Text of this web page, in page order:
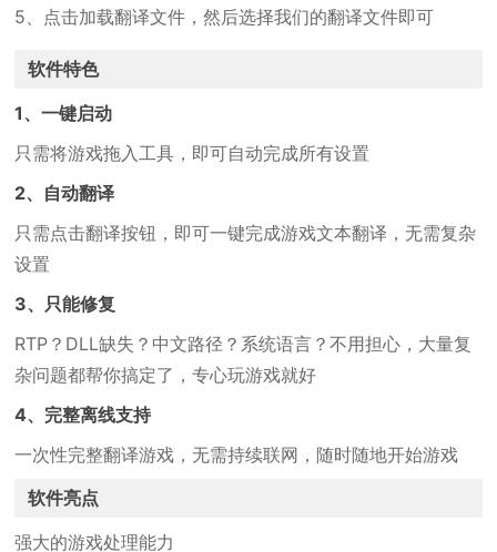
5、点击加载翻译文件，然后选择我们的翻译文件即可
软件特色
1、一键启动
只需将游戏拖入工具，即可自动完成所有设置
2、自动翻译
只需点击翻译按钮，即可一键完成游戏文本翻译，无需复杂
设置
3、只能修复
RTP？DLL缺失？中文路径？系统语言？不用担心，大量复
杂问题都帮你搞定了，专心玩游戏就好
4、完整离线支持
一次性完整翻译游戏，无需持续联网，随时随地开始游戏
软件亮点
强大的游戏处理能力